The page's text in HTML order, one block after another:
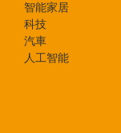
智能家居
科技
汽車
人工智能